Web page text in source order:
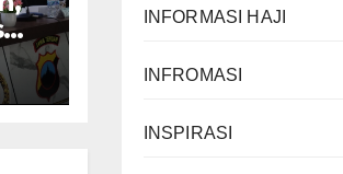
INFORMASI HAJI
INFROMASI
INSPIRASI